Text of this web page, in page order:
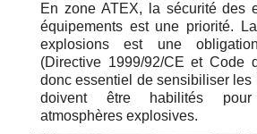
En zone ATEX, la sécurité des
équipements est une priorité.
explosions est une
(Directive 1999/92/CE et Code
donc essentiel de sensibiliser les
doivent être habilités
atmosphères explosives.